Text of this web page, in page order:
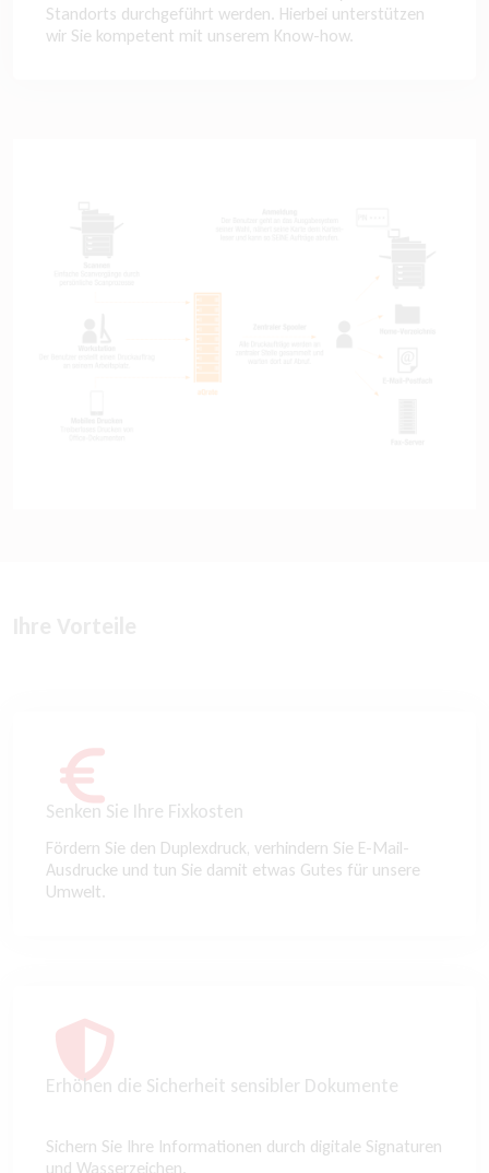
Standorts durchgeführt werden. Hierbei unterstützen
wir Sie kompetent mit unserem Know-how.
Senken Sie Ihre Fixkosten
Fördern Sie den Duplexdruck, verhindern Sie E-Mail-
Ausdrucke und tun Sie damit etwas Gutes für unsere
Umwelt.
Erhöhen die Sicherheit sensibler Dokumente
Sichern Sie Ihre Informationen durch digitale Signaturen
und Wasserzeichen.